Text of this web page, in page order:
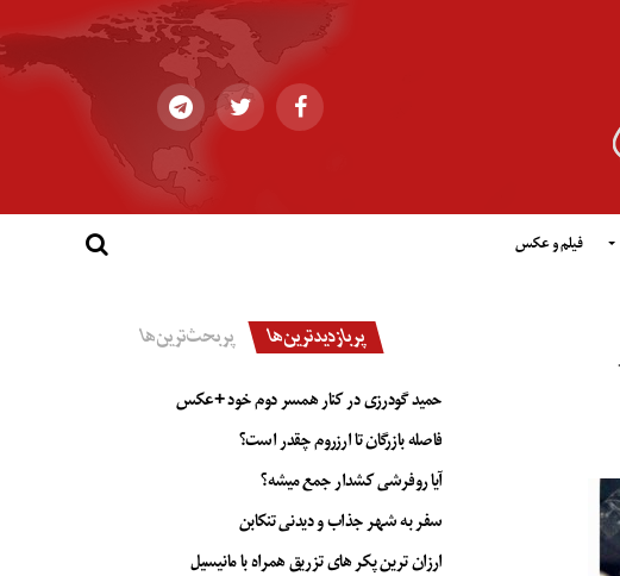
فیلم و عکس
پربازدیدترین‌ها پربحث‌ترین‌ها
حمید گودرزی در کنار همسر دوم خود +عکس
فاصله بازرگان تا ارزروم چقدر است؟
آیا روفرشی کشدار جمع میشه؟
سفر به شهر جذاب و دیدنی تنکابن
ارزان ترین پکر های تزریق همراه با مانیسیل